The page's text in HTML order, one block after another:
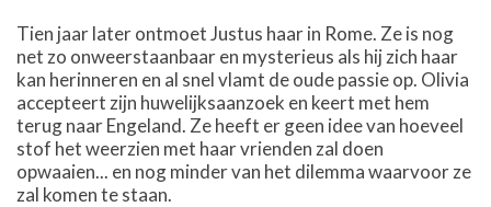
Tien jaar later ontmoet Justus haar in Rome. Ze is nog
net zo onweerstaanbaar en mysterieus als hij zich haar
kan herinneren en al snel vlamt de oude passie op. Olivia
accepteert zijn huwelijksaanzoek en keert met hem
terug naar Engeland. Ze heeft er geen idee van hoeveel
stof het weerzien met haar vrienden zal doen
opwaaien... en nog minder van het dilemma waarvoor ze
zal komen te staan.